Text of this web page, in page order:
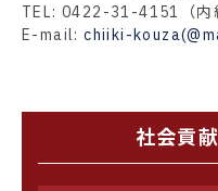
TEL: 0422-31-4151（内
E-mail:chiiki-
社会貢